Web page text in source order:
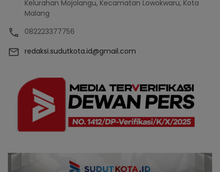
Kelurahan Mojolangu, Kecamatan Lowokwaru, Kota
Malang
082223377756
redaksi.sudutkota.id@gmail.com